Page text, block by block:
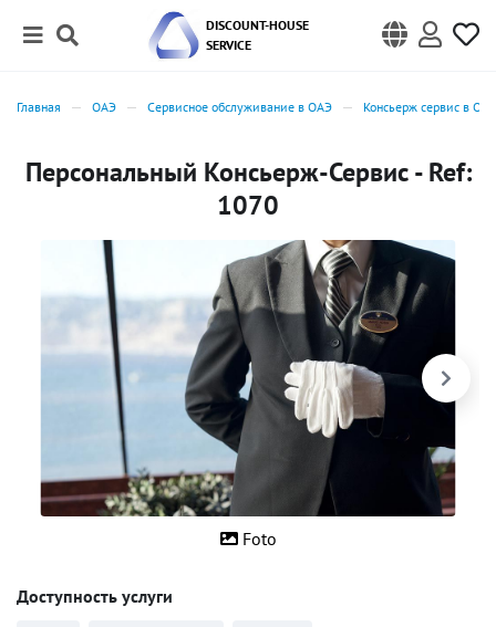
DISCOUNT-HOUSE
SERVICE
Главная ОАЭ Сервисное обслуживание в ОАЭ Консьерж сервис в ОАЭ
Персональный Консьерж-Сервис - Ref:
1070
Foto
Доступность услуги